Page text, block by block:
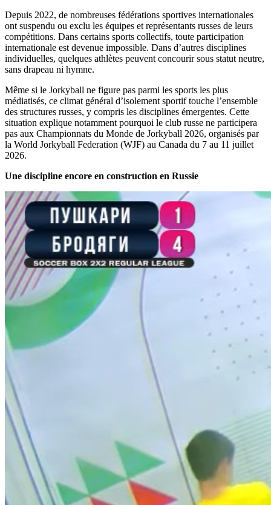
Depuis 2022, de nombreuses fédérations sportives internationales
ont suspendu ou exclu les équipes et représentants russes de leurs
compétitions. Dans certains sports collectifs, toute participation
internationale est devenue impossible. Dans d’autres disciplines
individuelles, quelques athlètes peuvent concourir sous statut neutre,
sans drapeau ni hymne.
Même si le Jorkyball ne figure pas parmi les sports les plus
médiatisés, ce climat général d’isolement sportif touche l’ensemble
des structures russes, y compris les disciplines émergentes. Cette
situation explique notamment pourquoi le club russe ne participera
pas aux Championnats du Monde de Jorkyball 2026, organisés par
la World Jorkyball Federation (WJF) au Canada du 7 au 11 juillet
2026.
Une discipline encore en construction en Russie